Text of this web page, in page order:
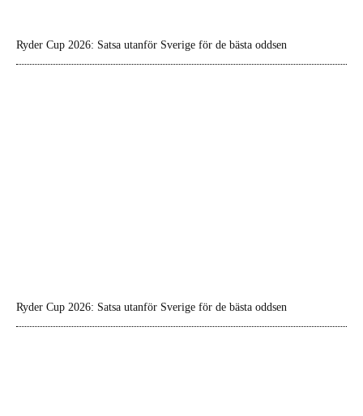
Ryder Cup 2026: Satsa utanför Sverige för de bästa oddsen
Ryder Cup 2026: Satsa utanför Sverige för de bästa oddsen